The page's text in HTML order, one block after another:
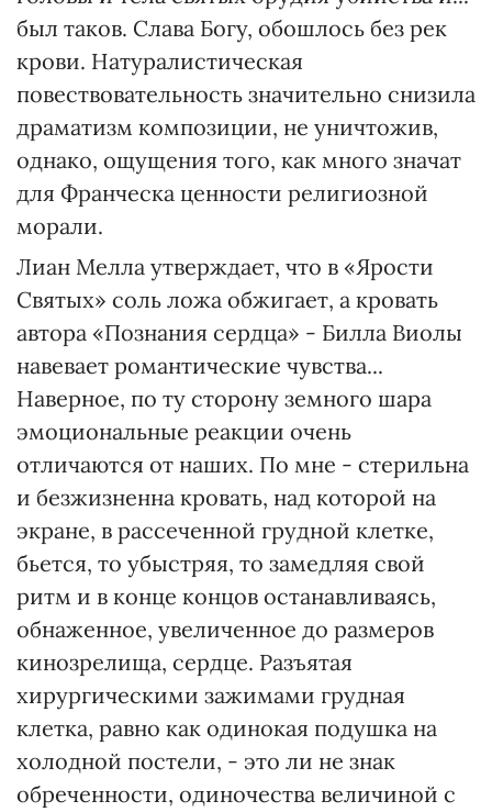
был таков. Слава Богу, обошлось без рек
крови. Натуралистическая
повествовательность значительно снизила
драматизм композиции, не уничтожив,
однако, ощущения того, как много значат
для Франческа ценности религиозной
морали.
Лиан Мелла утверждает, что в «Ярости
Святых» соль ложа обжигает, а кровать
автора «Познания сердца» - Билла Виолы
навевает романтические чувства...
Наверное, по ту сторону земного шара
эмоциональные реакции очень
отличаются от наших. По мне - стерильна
и безжизненна кровать, над которой на
экране, в рассеченной грудной клетке,
бьется, то убыстряя, то замедляя свой
ритм и в конце концов останавливаясь,
обнаженное, увеличенное до размеров
кинозрелища, сердце. Разъятая
хирургическими зажимами грудная
клетка, равно как одинокая подушка на
холодной постели, - это ли не знак
обреченности, одиночества величиной с